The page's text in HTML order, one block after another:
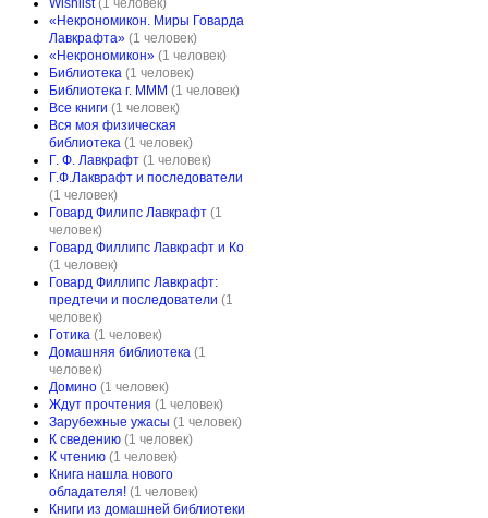
Wishlist (1 человек)
«Некрономикон. Миры Говарда
Лавкрафта» (1 человек)
«Некрономикон» (1 человек)
Библиотека (1 человек)
Библиотека г. МММ (1 человек)
Все книги (1 человек)
Вся моя физическая
библиотека (1 человек)
Г. Ф. Лавкрафт (1 человек)
Г.Ф.Лакврафт и последователи
(1 человек)
Говард Филипс Лавкрафт (1
человек)
Говард Филлипс Лавкрафт и Ко
(1 человек)
Говард Филлипс Лавкрафт:
предтечи и последователи (1
человек)
Готика (1 человек)
Домашняя библиотека (1
человек)
Домино (1 человек)
Ждут прочтения (1 человек)
Зарубежные ужасы (1 человек)
К сведению (1 человек)
К чтению (1 человек)
Книга нашла нового
обладателя! (1 человек)
Книги из домашней библиотеки